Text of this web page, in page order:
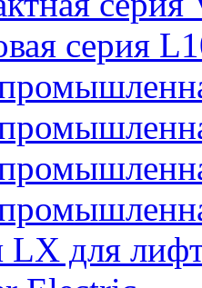
серия
LX для